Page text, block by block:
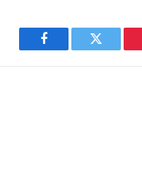
Facebook Twitter